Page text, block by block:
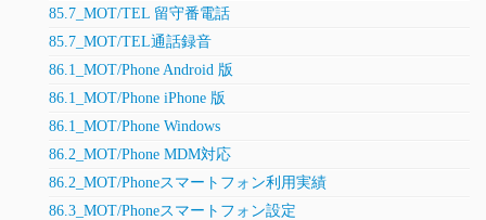
85.7_MOT/TEL 留守番電話
85.7_MOT/TEL通話録音
86.1_MOT/Phone Android 版
86.1_MOT/Phone iPhone 版
86.1_MOT/Phone Windows
86.2_MOT/Phone MDM対応
86.2_MOT/Phoneスマートフォン利用実績
86.3_MOT/Phoneスマートフォン設定